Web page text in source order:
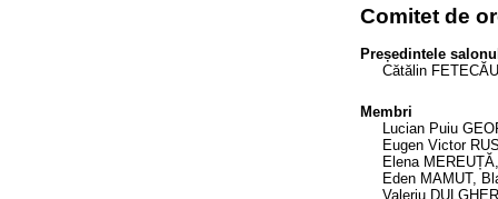
Comitet de
Președintele
Cătălin FETECĂU
Membri
Lucian Puiu
Eugen Victor
Elena MEREUȚĂ,
Eden MAMUT,
Valeriu